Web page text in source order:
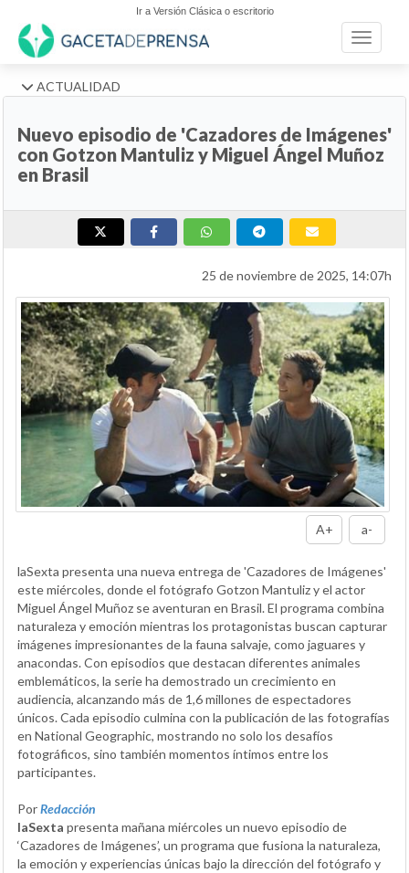
Ir a Versión Clásica o escritorio
Toggle
ACTUALIDAD
Nuevo episodio de 'Cazadores de Imágenes'
con Gotzon Mantuliz y Miguel Ángel Muñoz
en Brasil
25 de noviembre de 2025, 14:07h
A+ a-
laSexta presenta una nueva entrega de 'Cazadores de Imágenes'
este miércoles, donde el fotógrafo Gotzon Mantuliz y el actor
Miguel Ángel Muñoz se aventuran en Brasil. El programa combina
naturaleza y emoción mientras los protagonistas buscan capturar
imágenes impresionantes de la fauna salvaje, como jaguares y
anacondas. Con episodios que destacan diferentes animales
emblemáticos, la serie ha demostrado un crecimiento en
audiencia, alcanzando más de 1,6 millones de espectadores
únicos. Cada episodio culmina con la publicación de las fotografías
en National Geographic, mostrando no solo los desafíos
fotográficos, sino también momentos íntimos entre los
participantes.
PorRedacción
laSexta presenta mañana miércoles un nuevo episodio de
‘Cazadores de Imágenes’, un programa que fusiona la naturaleza,
la emoción y experiencias únicas bajo la dirección del fotógrafo y